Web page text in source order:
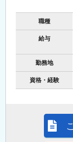
職種
給与
勤務地
資格・経験